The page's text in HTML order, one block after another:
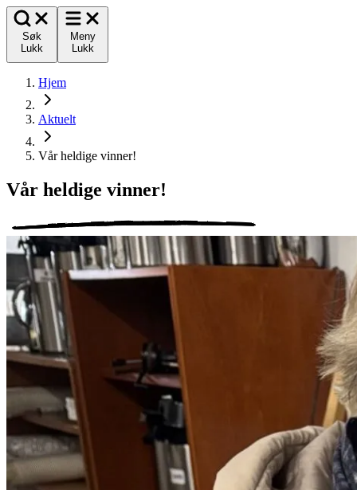
Søk
Lukk
Meny
Lukk
Hjem
Aktuelt
Vår heldige vinner!
Vår heldige vinner!